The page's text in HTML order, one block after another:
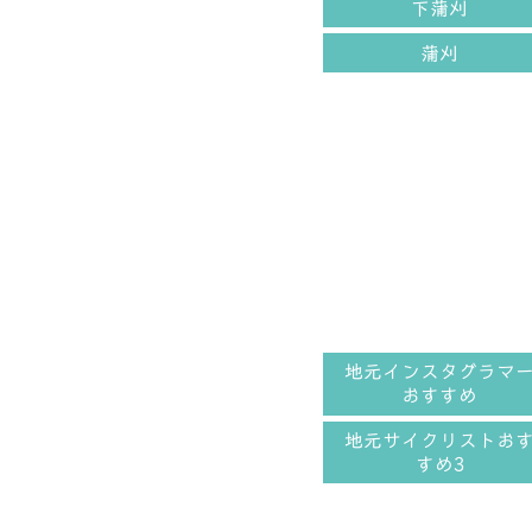
下蒲刈
蒲刈
地元インスタグラマー
おすすめ
地元サイクリストおす
すめ3